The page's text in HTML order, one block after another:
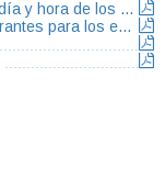
Listado definitivo admitidos/excluidos. Lugar, día y hora de los exámenes
Normas e instrucciones a seguir por los aspirantes para los ejercicios